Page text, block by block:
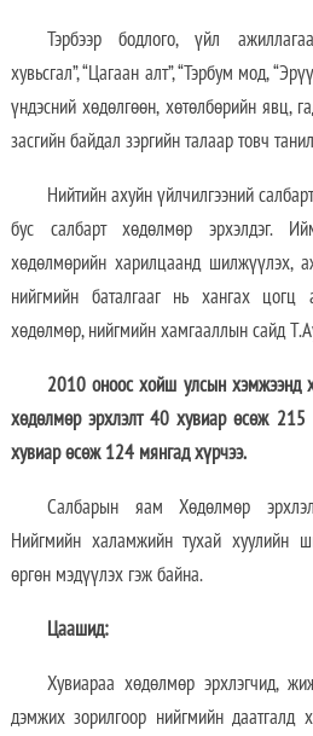
Тэрбээр бодлого, үйл
хувьсгал”, “Цагаан алт”, “Тэрбум мод,
үндэсний хөдөлгөөн, хөтөлбөрийн явц,
засгийн байдал зэргийн талаар товч
Нийтийн ахуйн үйлчилгээний
бус салбарт хөдөлмөр эрхэлдэг.
хөдөлмөрийн харилцаанд шилжүүлэх,
нийгмийн баталгааг нь хангах
хөдөлмөр, нийгмийн хамгааллын сайд
2010 оноос хойш улсын хэмжээнд
хөдөлмөр эрхлэлт 40 хувиар өсөж 215
хувиар өсөж 124 мянгад хүрчээ.
Салбарын яам Хөдөлмөр
Нийгмийн халамжийн тухай хуулийн
өргөн мэдүүлэх гэж байна.
Цаашид:
Хувиараа хөдөлмөр эрхлэгчид,
дэмжих зорилгоор нийгмийн даатгалд